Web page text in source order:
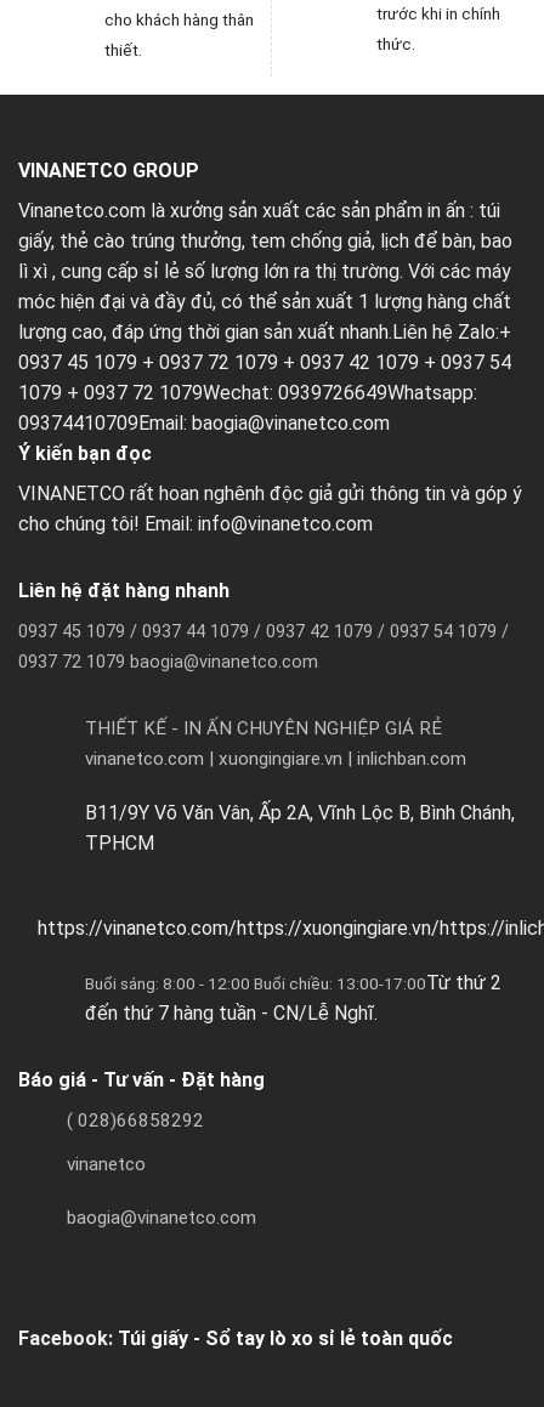
cho khách hàng thân
thiết.
trước khi in chính
thức.
VINANETCO GROUP
Vinanetco.com là xưởng sản xuất các sản phẩm in ấn : túi
giấy, thẻ cào trúng thưởng, tem chống giả, lịch để bàn, bao
lì xì , cung cấp sỉ lẻ số lượng lớn ra thị trường. Với các máy
móc hiện đại và đầy đủ, có thể sản xuất 1 lượng hàng chất
lượng cao, đáp ứng thời gian sản xuất nhanh.Liên hệ Zalo:+
0937 45 1079 + 0937 72 1079 + 0937 42 1079 + 0937 54
1079 + 0937 72 1079Wechat: 0939726649Whatsapp:
09374410709Email: baogia@vinanetco.com
Ý kiến bạn đọc
VINANETCO rất hoan nghênh độc giả gửi thông tin và góp ý
cho chúng tôi! Email: info@vinanetco.com
Liên hệ đặt hàng nhanh
0937 45 1079 / 0937 44 1079 / 0937 42 1079 / 0937 54 1079 /
0937 72 1079 baogia@vinanetco.com
THIẾT KẾ - IN ẤN CHUYÊN NGHIỆP GIÁ RẺ
vinanetco.com | xuongingiare.vn | inlichban.com
B11/9Y Võ Văn Vân, Ấp 2A, Vĩnh Lộc B, Bình Chánh,
TPHCM
https://vinanetco.com/https://xuongingiare.vn/https://
Buổi sáng: 8:00 - 12:00 Buổi chiều: 13:00-17:00Từ thứ 2
đến thứ 7 hàng tuần - CN/Lễ Nghĩ.
Báo giá - Tư vấn - Đặt hàng
( 028)66858292
vinanetco
baogia@vinanetco.com
Facebook: Túi giấy - Sổ tay lò xo sỉ lẻ toàn quốc